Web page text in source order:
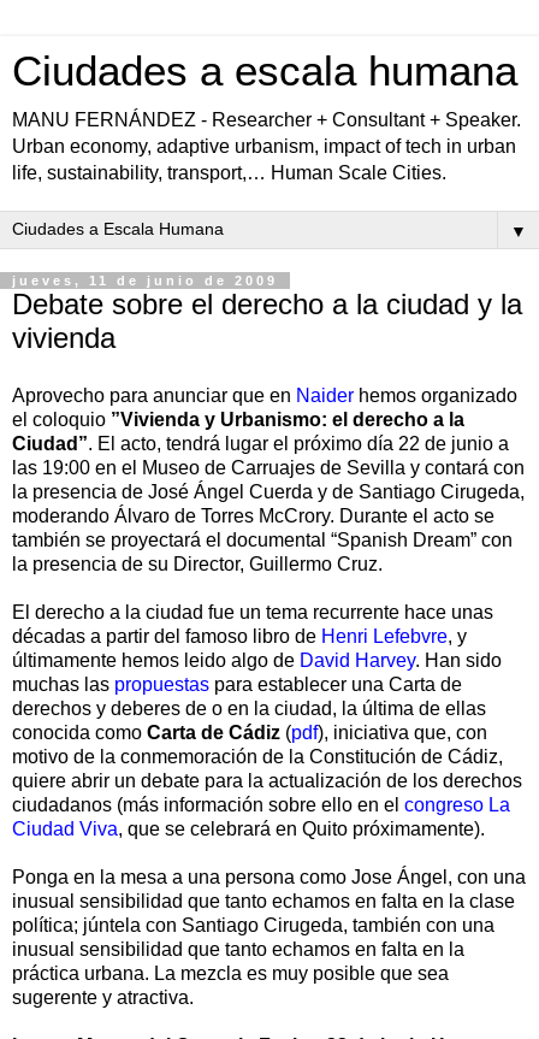
Ciudades a escala humana
MANU FERNÁNDEZ - Researcher + Consultant + Speaker.
Urban economy, adaptive urbanism, impact of tech in urban
life, sustainability, transport,… Human Scale Cities.
▼
jueves, 11 de junio de 2009
Debate sobre el derecho a la ciudad y la
vivienda
Aprovecho para anunciar que en Naider hemos organizado
el coloquio ”Vivienda y Urbanismo: el derecho a la
Ciudad”. El acto, tendrá lugar el próximo día 22 de junio a
las 19:00 en el Museo de Carruajes de Sevilla y contará con
la presencia de José Ángel Cuerda y de Santiago Cirugeda,
moderando Álvaro de Torres McCrory. Durante el acto se
también se proyectará el documental “Spanish Dream” con
la presencia de su Director, Guillermo Cruz.
El derecho a la ciudad fue un tema recurrente hace unas
décadas a partir del famoso libro de Henri Lefebvre, y
últimamente hemos leido algo de David Harvey. Han sido
muchas las propuestas para establecer una Carta de
derechos y deberes de o en la ciudad, la última de ellas
conocida como Carta de Cádiz (pdf), iniciativa que, con
motivo de la conmemoración de la Constitución de Cádiz,
quiere abrir un debate para la actualización de los derechos
ciudadanos (más información sobre ello en el congreso La
Ciudad Viva, que se celebrará en Quito próximamente).
Ponga en la mesa a una persona como Jose Ángel, con una
inusual sensibilidad que tanto echamos en falta en la clase
política; júntela con Santiago Cirugeda, también con una
inusual sensibilidad que tanto echamos en falta en la
práctica urbana. La mezcla es muy posible que sea
sugerente y atractiva.